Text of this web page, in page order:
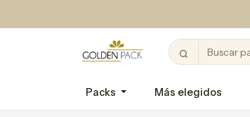
Packs Más elegidos